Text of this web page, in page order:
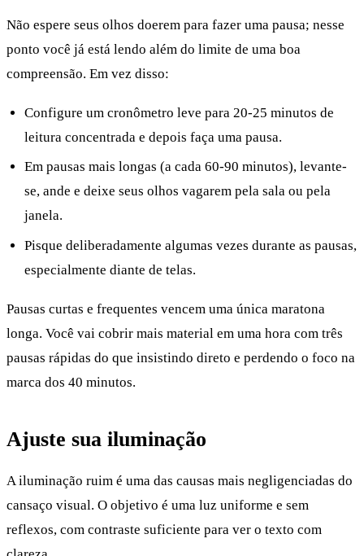
Não espere seus olhos doerem para fazer uma pausa; nesse
ponto você já está lendo além do limite de uma boa
compreensão. Em vez disso:
Configure um cronômetro leve para 20-25 minutos de
leitura concentrada e depois faça uma pausa.
Em pausas mais longas (a cada 60-90 minutos), levante-
se, ande e deixe seus olhos vagarem pela sala ou pela
janela.
Pisque deliberadamente algumas vezes durante as pausas,
especialmente diante de telas.
Pausas curtas e frequentes vencem uma única maratona
longa. Você vai cobrir mais material em uma hora com três
pausas rápidas do que insistindo direto e perdendo o foco na
marca dos 40 minutos.
Ajuste sua iluminação
A iluminação ruim é uma das causas mais negligenciadas do
cansaço visual. O objetivo é uma luz uniforme e sem
reflexos, com contraste suficiente para ver o texto com